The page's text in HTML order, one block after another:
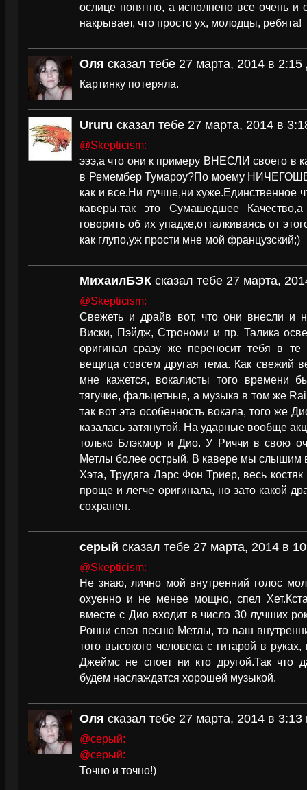
ослице понятно, а исполнено все очень и
накрывает, что просто ух, молодцы, ребята!
Оля сказал тебе 27 марта, 2014 в 2:15
Картинку потеряла.
Ururu сказал тебе 27 марта, 2014 в
@Skepticism:
эээ,а что они к примеру ВНЕСЛИ своего в
в Ремембер Тумароу?По моему
как и все.Ни лучше,ни хуже.Единственное
каверы,так это Сумашедшее
говорить об их упадке,отталкиваясь от
как глупо,уж прости мне мой французский;)
МихаилБЭК сказал тебе 27 марта,
@Skepticism:
Свежеть и драйв вот, что они внесли и
Виски, Пэйдж, Строноми и пр. Талика
оригинал сразу же переносит тебя в
вещица совсем другая тема. Как свежий
мне кажется, вокалисты того времени
тягучие, фальцетные, а музыка в том же
так вот эта особенность вокала, того же
казалась затянутой. На ударные вообще
только Блэкмор и Дио. У Риччи в свою
Метлы более острый. В кавере мы слышим
Хэта, Трудяга Ларс Фон Триер, весь
проще и легче оригинала, но зато какой
сохранен.
серый сказал тебе 27 марта, 2014 в
@Skepticism:
Не знаю, лично мой внутренний голос
охуенно и не менее мощно, спел
вместе с Дио входит в число 30 лучших
Ронни спел песню Метлы, то ваш
того высокого человека с гитарой в
Джеймс не споет ни кто другой.Так что
будем наслаждатся хорошей музыкой.
Оля сказал тебе 27 марта, 2014 в 3:13
@серый:
@серый:
Точно и точно!)